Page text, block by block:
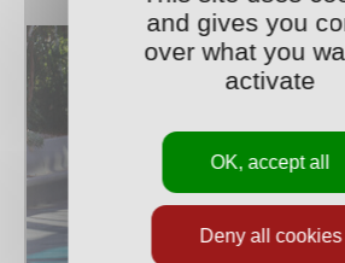
and gives you
over what you
activate
OK, accept all
Deny all cookies